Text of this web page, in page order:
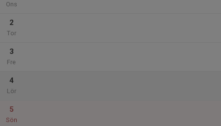
Ons
2
Tor
3
Fre
4
Lör
5
Sön